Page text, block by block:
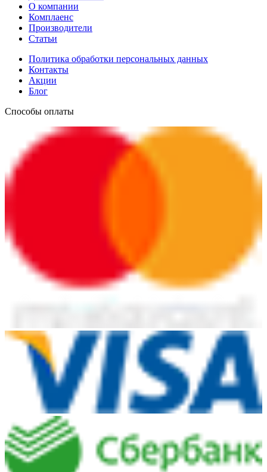
О компании
Комплаенс
Производители
Статьи
Политика обработки персональных данных
Контакты
Акции
Блог
Способы оплаты